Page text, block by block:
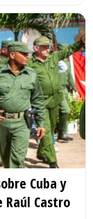
Cuba y
Castro